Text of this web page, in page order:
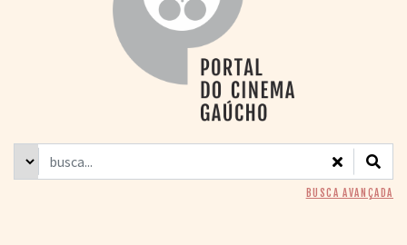
> EQUIPE
> ASSOCIAÇÃO DOS
> BIBLIOTECA
ROMEU GRIMALDI
CARTAZ
> GRADE SEMANAL
> PREÇOS E
BUSCA AVANÇADA